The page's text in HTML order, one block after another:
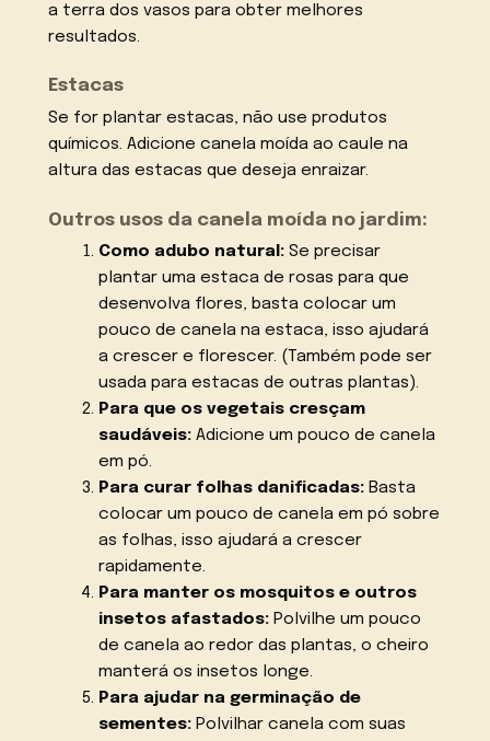
a terra dos vasos para obter melhores
resultados.
Estacas
Se for plantar estacas, não use produtos
químicos. Adicione canela moída ao caule na
altura das estacas que deseja enraizar.
Outros usos da canela moída no jardim:
Como adubo natural:Se precisar
plantar uma estaca de rosas para que
desenvolva flores, basta colocar um
pouco de canela na estaca, isso ajudará
a crescer e florescer. (Também pode ser
usada para estacas de outras plantas).
Para que os vegetais cresçam
saudáveis:Adicione um pouco de canela
em pó.
Para curar folhas danificadas:Basta
colocar um pouco de canela em pó sobre
as folhas, isso ajudará a crescer
rapidamente.
Para manter os mosquitos e outros
insetos afastados:Polvilhe um pouco
de canela ao redor das plantas, o cheiro
manterá os insetos longe.
Para ajudar na germinação de
sementes:Polvilhar canela com suas